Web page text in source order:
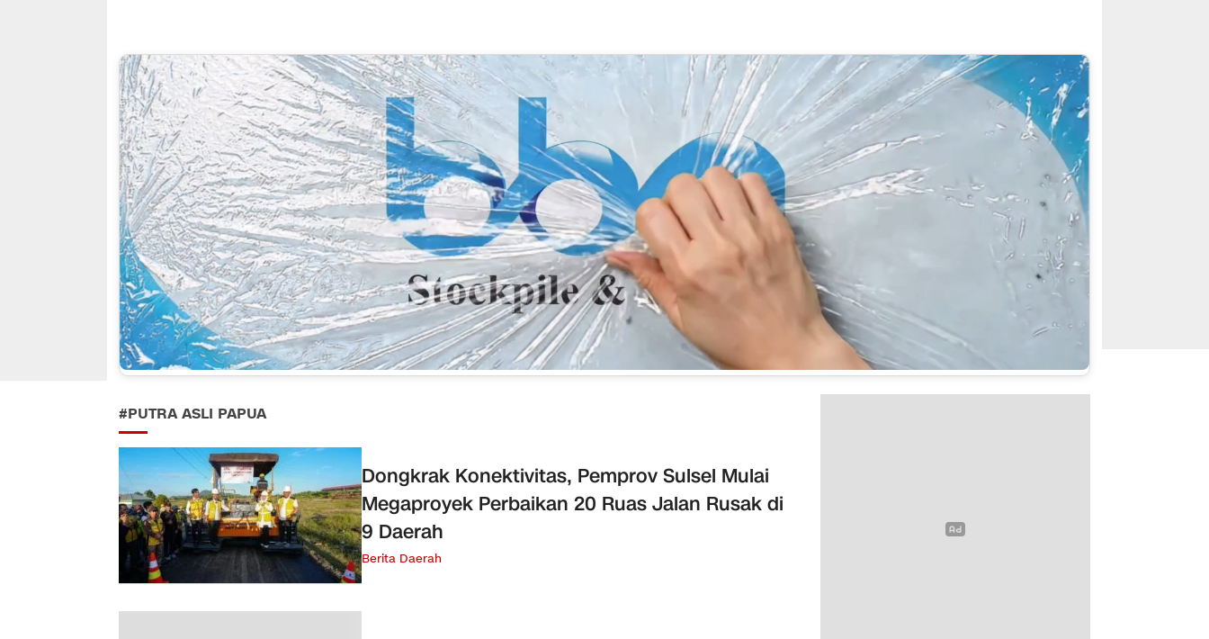
#PUTRA ASLI PAPUA
Dongkrak Konektivitas, Pemprov Sulsel Mulai
Megaproyek Perbaikan 20 Ruas Jalan Rusak di
9 Daerah
Berita Daerah